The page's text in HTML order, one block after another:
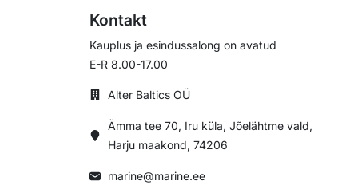
Kontakt
Kauplus ja esindussalong on avatud
E-R 8.00-17.00
Alter Baltics OÜ
Ämma tee 70, Iru küla, Jõelähtme vald,
Harju maakond, 74206
marine@marine.ee